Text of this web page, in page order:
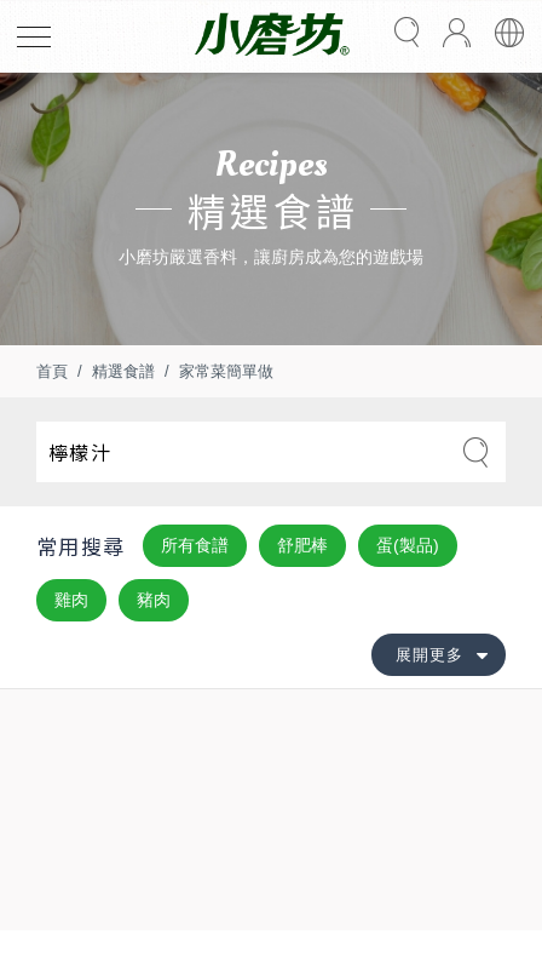
Recipes
精選食譜
小磨坊嚴選香料，讓廚房成為您的遊戲場
首頁 精選食譜 家常菜簡單做
常用搜尋 所有食譜 舒肥棒 蛋(製品)
雞肉 豬肉
展開更多